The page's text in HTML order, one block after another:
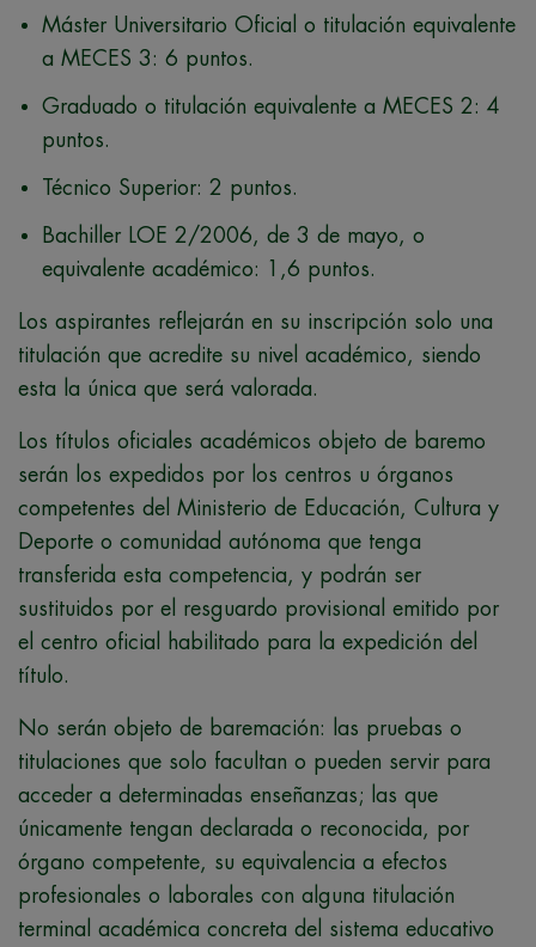
Máster Universitario Oficial o titulación equivalente
a MECES 3: 6 puntos.
Graduado o titulación equivalente a MECES 2: 4
puntos.
Técnico Superior: 2 puntos.
Bachiller LOE 2/2006, de 3 de mayo, o
equivalente académico: 1,6 puntos.
Los aspirantes reflejarán en su inscripción solo una
titulación que acredite su nivel académico, siendo
esta la única que será valorada.
Los títulos oficiales académicos objeto de baremo
serán los expedidos por los centros u órganos
competentes del Ministerio de Educación, Cultura y
Deporte o comunidad autónoma que tenga
transferida esta competencia, y podrán ser
sustituidos por el resguardo provisional emitido por
el centro oficial habilitado para la expedición del
título.
No serán objeto de baremación: las pruebas o
titulaciones que solo facultan o pueden servir para
acceder a determinadas enseñanzas; las que
únicamente tengan declarada o reconocida, por
órgano competente, su equivalencia a efectos
profesionales o laborales con alguna titulación
terminal académica concreta del sistema educativo